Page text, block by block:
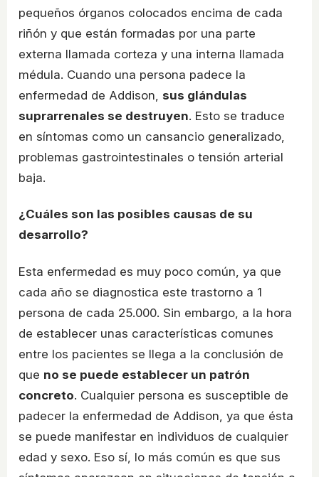
pequeños órganos colocados encima de cada
riñón y que están formadas por una parte
externa llamada corteza y una interna llamada
médula. Cuando una persona padece la
enfermedad de Addison, sus glándulas
suprarrenales se destruyen. Esto se traduce
en síntomas como un cansancio generalizado,
problemas gastrointestinales o tensión arterial
baja.
¿Cuáles son las posibles causas de su
desarrollo?
Esta enfermedad es muy poco común, ya que
cada año se diagnostica este trastorno a 1
persona de cada 25.000. Sin embargo, a la hora
de establecer unas características comunes
entre los pacientes se llega a la conclusión de
que no se puede establecer un patrón
concreto. Cualquier persona es susceptible de
padecer la enfermedad de Addison, ya que ésta
se puede manifestar en individuos de cualquier
edad y sexo. Eso sí, lo más común es que sus